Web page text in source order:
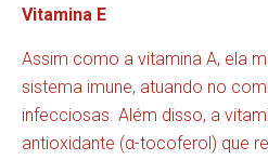
Vitamina E
Assim como a vitamina A, ela
sistema imune, atuando no
infecciosas. Além disso, a
antioxidante (α-tocoferol) que